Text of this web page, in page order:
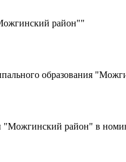
район""
образования
"Можгинский район" в